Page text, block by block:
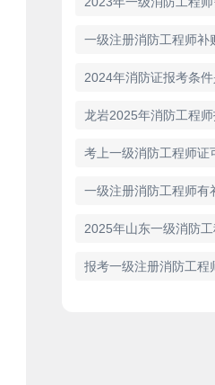
一级注册消防工程师补
2024年消防证报考条件
报考一级注册消防工程